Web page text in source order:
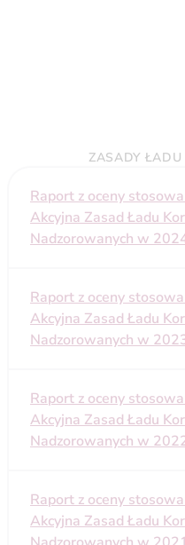
ZASADY ŁADU
Raport z oceny
Akcyjna Zasad Ładu
Nadzorowanych w
Raport z oceny
Akcyjna Zasad Ładu
Nadzorowanych w
Raport z oceny
Akcyjna Zasad Ładu
Nadzorowanych w
Raport z oceny
Akcyjna Zasad Ładu